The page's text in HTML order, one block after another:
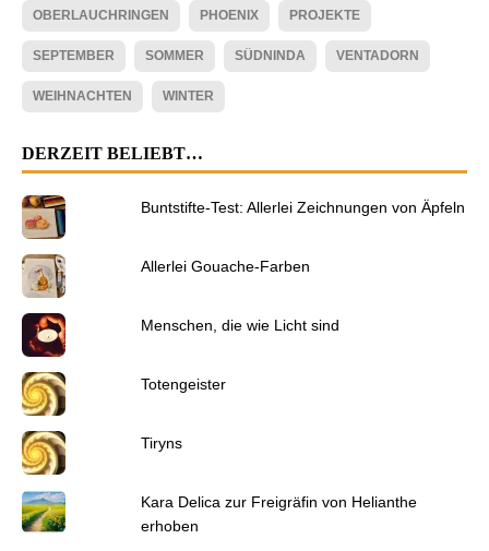
OBERLAUCHRINGEN PHOENIX PROJEKTE
SEPTEMBER SOMMER SÜDNINDA VENTADORN
WEIHNACHTEN WINTER
DERZEIT BELIEBT…
Buntstifte-Test: Allerlei Zeichnungen von Äpfeln
Allerlei Gouache-Farben
Menschen, die wie Licht sind
Totengeister
Tiryns
Kara Delica zur Freigräfin von Helianthe
erhoben